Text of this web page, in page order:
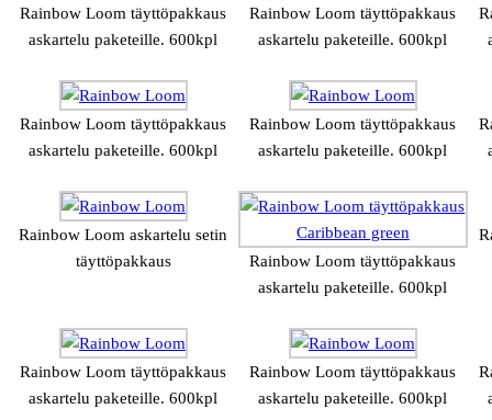
Rainbow Loom täyttöpakkaus
askartelu paketeille. 600kpl
Rainbow Loom täyttöpakkaus
askartelu paketeille. 600kpl
Rainbow Loom täyttöpakkaus
askartelu paketeille. 600kpl
Rainbow Loom täyttöpakkaus
askartelu paketeille. 600kpl
Rainbow Loom askartelu setin
täyttöpakkaus
Rainbow Loom täyttöpakkaus
askartelu paketeille. 600kpl
Rainbow Loom täyttöpakkaus
askartelu paketeille. 600kpl
Rainbow Loom täyttöpakkaus
askartelu paketeille. 600kpl